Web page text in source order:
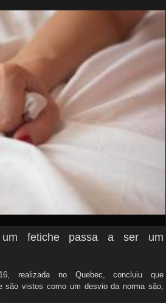
um fetiche passa a ser um
realizada no Quebec, concluiu que
são vistos como um desvio da norma são,